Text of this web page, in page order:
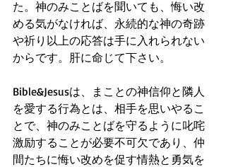
た。神のみことばを聞いても、悔い改
める気がなければ、永続的な神の奇跡
や祈り以上の応答は手に入れられない
からです。肝に命じて下さい。
Bible&Jesusは、まことの神信仰と隣人
を愛する行為とは、相手を思いやるこ
とで、神のみことばを守るように叱咤
激励することが必要不可欠であり、仲
間たちに悔い改めを促す情熱と勇気を